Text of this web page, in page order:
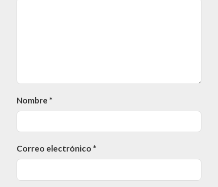
Nombre *
Correo electrónico *